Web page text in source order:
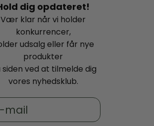
dig opdateret!
Vær klar når vi holder
konkurrencer,
udsalg eller får nye
produkter
siden ved at tilmelde dig
vores nyhedsklub.